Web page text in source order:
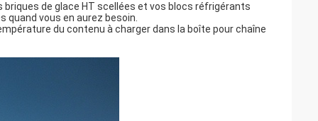
de glace HT scellées et vos blocs réfrigérants
vous en aurez besoin.
du contenu à charger dans la boîte pour chaîne